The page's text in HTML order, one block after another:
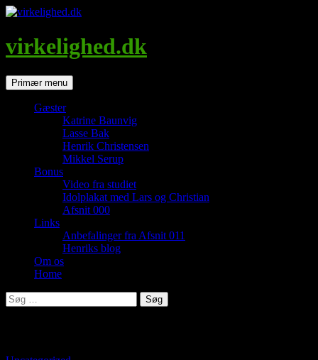
Hop
indhold
virkelighed.dk
SøgPrimær menu
Gæster
Katrine Baunvig
Lasse Bak
Henrik Christensen
Mikkel Serup
Bonus
Video fra studiet
Idolplakat med Lars og Christian
Afsnit 000
Links
Anbefalinger fra Afsnit 011
Henriks blog
Om os
Home
Søg
efter: